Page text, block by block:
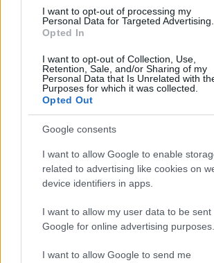
I want to opt-out of processing my
Personal Data for Targeted Advertising.
Opted In
I want to opt-out of Collection, Use,
Retention, Sale, and/or Sharing of my
Personal Data that Is Unrelated with
Purposes for which it was collected.
Opted Out
Google consents
I want to allow Google to enable
related to advertising like cookies on
device identifiers in apps.
I want to allow my user data to be sent
Google for online advertising purposes.
I want to allow Google to send me
14 éve
@ainex: Szerencsétlenségedre van
órám ma reggel és ahelyett, hogy
olvasgatnám a többi cikket, most jól
fejed, mert "én még ilyen buta
láttam!". Hogy kedvenc
Előre szólok, lehet hosszú lesz és
legalább jól kibosszankodom magam
Először is. De ilyet tudsz:
kockagyar.blog.hu/2011/08/29/
kockagyar.blog.hu/2011/08/18/
esz_vilagnak